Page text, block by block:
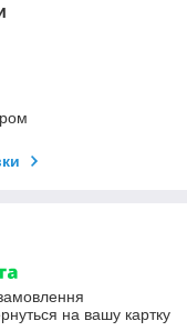
на вашу картку